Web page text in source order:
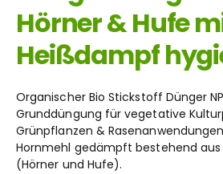
Hörner & Hufe
Heißdampf
Organischer Bio Stickstoff Dünger
Grunddüngung für vegetative
Grünpflanzen &
Hornmehl gedämpft bestehend
(Hörner und Hufe).